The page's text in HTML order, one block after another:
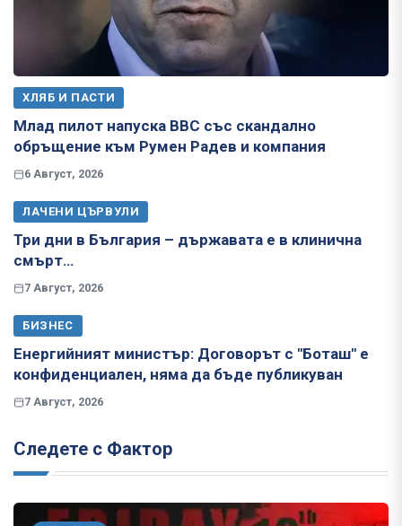
ХЛЯБ И ПАСТИ
Млад пилот напуска ВВС със скандално
обръщение към Румен Радев и компания
6 Август, 2026
ЛАЧЕНИ ЦЪРВУЛИ
Три дни в България – държавата е в клинична
смърт…
7 Август, 2026
БИЗНЕС
Енергийният министър: Договорът с "Боташ" е
конфиденциален, няма да бъде публикуван
7 Август, 2026
Следете с Фактор